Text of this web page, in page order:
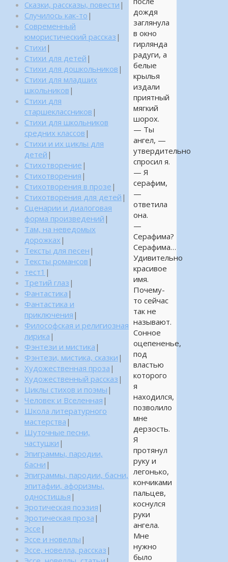
дождя
заглянула
в окно
гирлянда
радуги, а
белые
крылья
издали
приятный
мягкий
шорох.
— Ты
ангел, —
утвердительно
спросил я.
— Я
серафим,
—
ответила
она.
—
Серафима?
Серафима…
Удивительно
красивое
имя.
Почему-
то сейчас
так не
называют.
Сонное
оцепененье,
под
властью
которого
я
находился,
позволило
мне
дерзость.
Я
протянул
руку и
легонько,
кончиками
пальцев,
коснулся
руки
ангела.
Мне
нужно
было
Сказки, рассказы, повести |
Случилось как-то |
Современный
юмористический рассказ |
Стихи |
Стихи для детей |
Стихи для дошкольников |
Стихи для младших
школьников |
Стихи для
старшеклассников |
Стихи для школьников
средних классов |
Стихи и их циклы для
детей |
Стихотворение |
Стихотворения |
Стихотворения в прозе |
Стихотворения для детей |
Сценарии и диалоговая
форма произведений |
Там, на неведомых
дорожках |
Тексты для песен |
Тексты романсов |
тест1 |
Третий глаз |
Фантастика |
Фантастика и
приключения |
Философская и религиозная
лирика |
Фэнтези и мистика |
Фэнтези, мистика, сказки |
Художественная проза |
Художественный рассказ |
Циклы стихов и поэмы |
Человек и Вселенная |
Школа литературного
мастерства |
Шуточные песни,
частушки |
Эпиграммы, пародии,
басни |
Эпиграммы, пародии, басни,
эпитафии, афоризмы,
одностишья |
Эротическая поэзия |
Эротическая проза |
Эссе |
Эссе и новеллы |
Эссе, новелла, рассказ |